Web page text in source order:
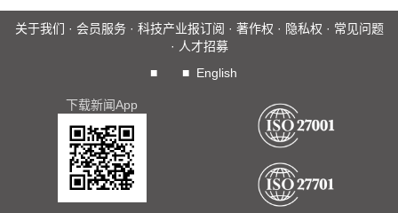
关于我们 · 会员服务· 科技产业报订阅 · 著作权 · 隐私权 · 常见问题
· 人才招募
■
■ English
下载新闻App